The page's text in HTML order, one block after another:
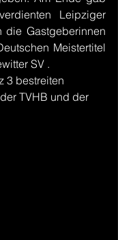
Leipziger
die Gastgeberinnen
Meistertitel
SV .
3 bestreiten
TVHB und der